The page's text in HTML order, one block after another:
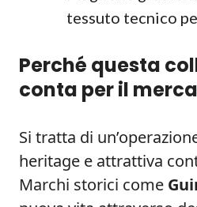
tessuto tecnico
Perché questa
conta per il
Si tratta di
heritage e attrattiva
Marchi storici come